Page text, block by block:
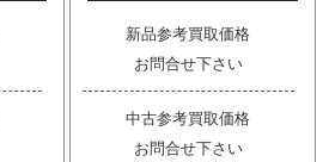
新品参考買取価格
お問合せ下さい
中古参考買取価格
お問合せ下さい